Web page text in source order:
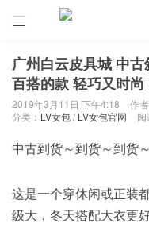

广州白云皮具城 中
百搭的款 轻巧又时
2019年3月11日 下午4:18
作
分类： LV女包/ LV女包官网
中古到货～到货～到货～
这是一个穿休闲或正装
级大，冬天搭配大衣更